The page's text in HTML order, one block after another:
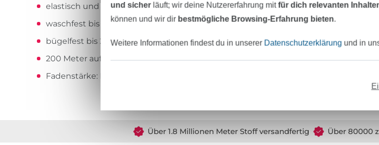
elastisch und reißfest
waschfest bis 95° C
bügelfest bis 200° C
200 Meter auf der Spule
Fadenstärke: No./Tkt. 100 | dtex 300/2 | Nm 65/2
Über 1.8 Millionen Meter Stoff versandfertig Über 80000
und sicherläuft; wir deine Nutzererfahrung mitfür dich relevanten
können und wir dir bestmögliche Browsing-Erfahrung bieten.
Weitere Informationen findest du in unserer Datenschutzerklärung und in